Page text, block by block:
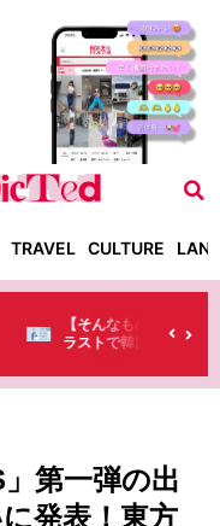
TRAVEL CULTURE
くの？】日本のド
のがちょっと…
」第一弾の出
発表！東方